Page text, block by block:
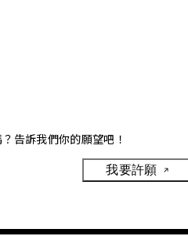
告訴我們你的願望吧！
我要許願